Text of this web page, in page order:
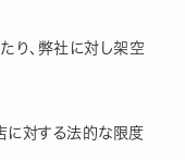
り、弊社に対し架空
対する法的な限度